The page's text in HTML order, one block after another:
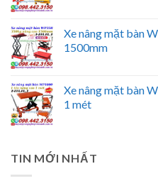
Xe nâng mặt bàn
1500mm
Xe nâng mặt bàn
1 mét
TIN MỚI NHẤT